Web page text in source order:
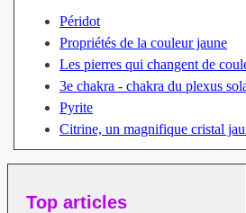
Péridot
Propriétés de la couleur jaune
Les pierres qui changent de
3e chakra - chakra du plexus
Pyrite
Citrine, un magnifique cristal
Top articles